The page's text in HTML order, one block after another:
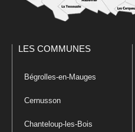
LES COMMUNES
Bégrolles-en-Mauges
Cernusson
Chanteloup-les-Bois